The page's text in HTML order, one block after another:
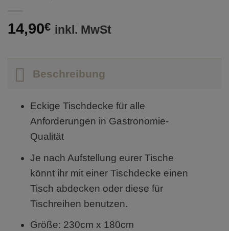
14,90€ inkl. MwSt
Beschreibung
Eckige Tischdecke für alle
Anforderungen in Gastronomie-
Qualität
Je nach Aufstellung eurer Tische
könnt ihr mit einer Tischdecke einen
Tisch abdecken oder diese für
Tischreihen benutzen.
Größe: 230cm x 180cm